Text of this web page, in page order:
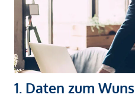
1. Daten zum